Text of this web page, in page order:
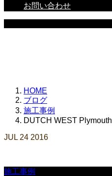
お問い合わせ
HOME
ブログ
施工事例
DUTCH WEST Plymouth
JUL 24 2016
施工事例